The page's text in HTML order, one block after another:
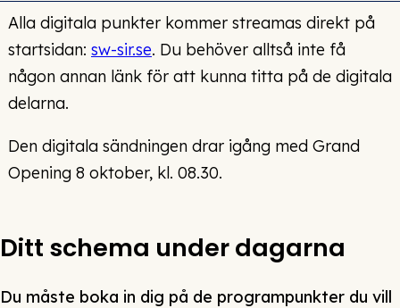
Alla digitala punkter kommer streamas direkt på
startsidan: sw-sir.se. Du behöver alltså inte få
någon annan länk för att kunna titta på de digitala
delarna.
Den digitala sändningen drar igång med Grand
Opening 8 oktober, kl. 08.30.
Ditt schema under dagarna
Du måste boka in dig på de programpunkter du vill